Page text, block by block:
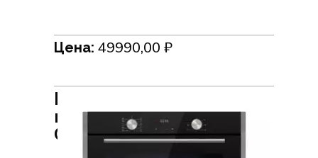
Цена:49990,00₽
Встраиваемый духовой
шкаф HiSTORY
OEP8510P.FBK